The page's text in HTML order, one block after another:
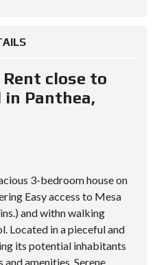
close to
in Panthea,
3-bedroom house on
Easy access to Mesa
and withn walking
Located in a pieceful and
its potential inhabitants
amenities. Serene